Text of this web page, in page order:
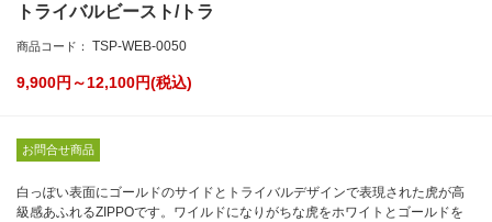
トライバルビースト/トラ
商品コード： TSP-WEB-0050
9,900円～12,100円(税込)
お問合せ商品
白っぽい表面にゴールドのサイドとトライバルデザインで表現された虎が高
級感あふれるZIPPOです。ワイルドになりがちな虎をホワイトとゴールドを